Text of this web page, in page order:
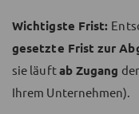
Wichtigste Frist:
gesetzte Frist zur
sie läuftab Zugang
Ihrem Unternehmen).